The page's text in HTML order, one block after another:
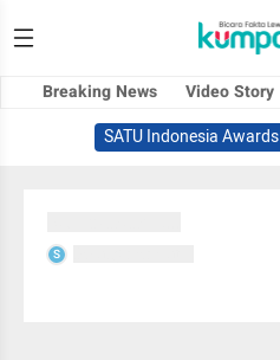
Breaking News Video Story
SATU Indonesia Awards
S